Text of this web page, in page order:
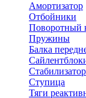
Амортизатор
Отбойники
Поворотный
Пружины
Балка
Ступица
Тяги